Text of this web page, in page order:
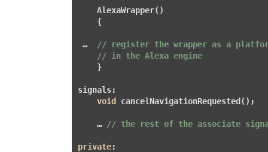
    AlexaWrapper()
    {
…
// register the wrapper as a
// in the Alexa engine
    }
signals:
void
cancelNavigationRequested();
    …
// the rest of the associate
private: